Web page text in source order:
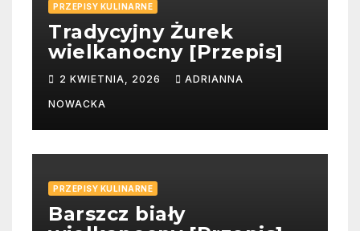
PRZEPISY KULINARNE
Tradycyjny Żurek
wielkanocny [Przepis]
2 KWIETNIA, 2026 ADRIANNA
NOWACKA
PRZEPISY KULINARNE
Barszcz biały